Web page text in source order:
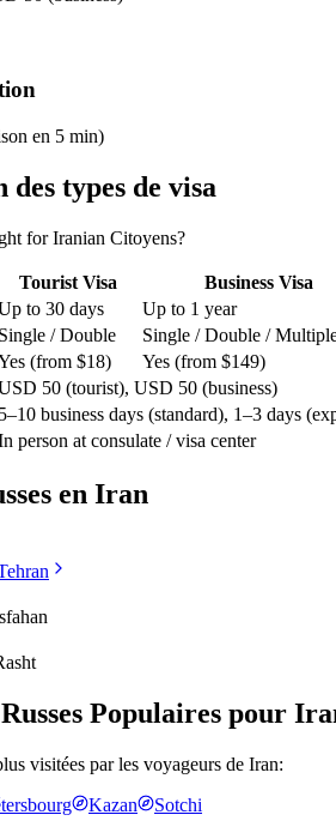
en 5 min)
des types de visa
for Iranian Citoyens?
Tourist Visa Business Visa
to 30 days Up to 1 year
Single / Double Single / Double /
(from $18) Yes (from $149)
50 (tourist), USD 50 (business)
5–10 business days (standard), 1–3 days
person at consulate / visa center
en Iran
Populaires pour
visitées par les voyageurs de Iran:
Kazan Sotchi